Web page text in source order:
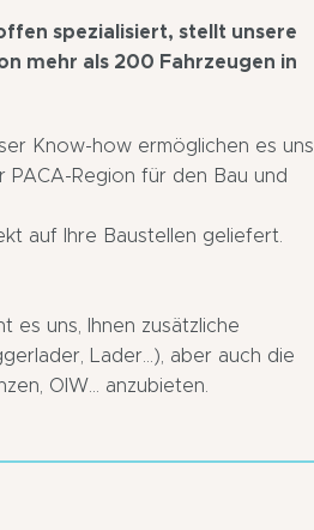
spezialisiert, stellt unsere
mehr als 200 Fahrzeugen in
Know-how ermöglichen es uns,
PACA-Region für den Bau und
auf Ihre Baustellen geliefert.
es uns, Ihnen zusätzliche
Lader...), aber auch die
OIW... anzubieten.